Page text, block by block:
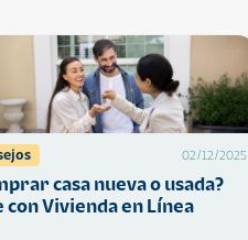
02/12/2025
casa nueva o usada?
con Vivienda en Línea